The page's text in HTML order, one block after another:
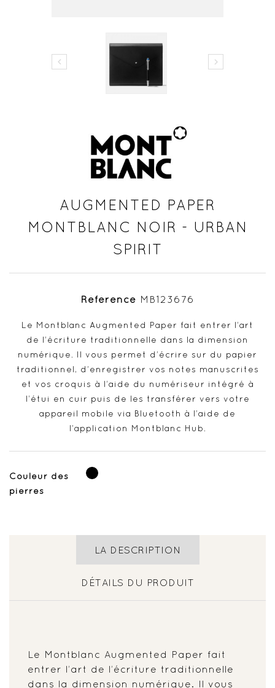
 
AUGMENTED PAPER
MONTBLANC NOIR - URBAN
SPIRIT
Référence MB123676
Le Montblanc Augmented Paper fait entrer l’art
de l’écriture traditionnelle dans la dimension
numérique. Il vous permet d’écrire sur du papier
traditionnel, d’enregistrer vos notes manuscrites
et vos croquis à l’aide du numériseur intégré à
l’étui en cuir puis de les transférer vers votre
appareil mobile via Bluetooth à l’aide de
l’application Montblanc Hub.
Couleur des
pierres
Noir
LA DESCRIPTION
DÉTAILS DU PRODUIT
Le Montblanc Augmented Paper fait
entrer l’art de l’écriture traditionnelle
dans la dimension numérique. Il vous